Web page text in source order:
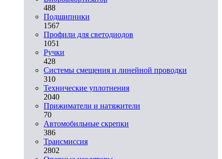
488
Подшипники
1567
Профили для светодиодов
1051
Ручки
428
Системы смещения и линейной проводки
310
Технические уплотнения
2040
Прижиматели и натяжители
70
Автомобильные скрепки
386
Трансмиссия
2802